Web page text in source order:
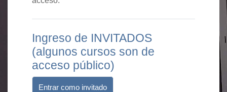
Ingreso de INVITADOS
(algunos cursos son de
acceso público)
Entrar como invitado